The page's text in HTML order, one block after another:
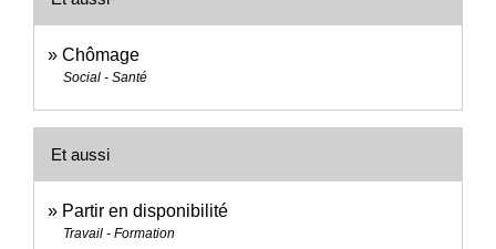
Chômage
Social - Santé
Et aussi
Partir en disponibilité
Travail - Formation